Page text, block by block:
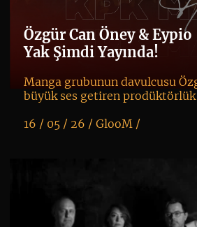
Özgür Can Öney &
Yak Şimdi Yayında!
Manga grubunun davulcusu
büyük ses getiren
16 / 05 / 26 / GlooM/